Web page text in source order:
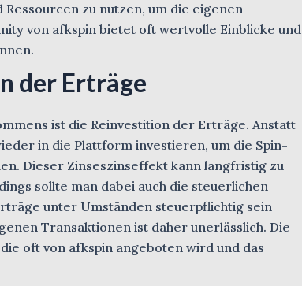
zu nutzen, um die eigenen
von afkspin bietet oft wertvolle Einblicke und
der Erträge
ist die Reinvestition der Erträge. Anstatt
in die Plattform investieren, um die Spin-
Dieser Zinseszinseffekt kann langfristig zu
sollte man dabei auch die steuerlichen
unter Umständen steuerpflichtig sein
Transaktionen ist daher unerlässlich. Die
oft von afkspin angeboten wird und das